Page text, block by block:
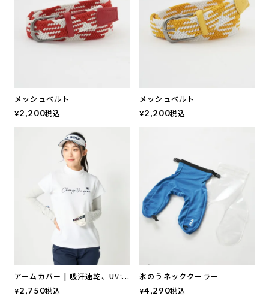
メッシュベルト
¥2,200税込
メッシュベルト
¥2,200税込
アームカバー | 吸汗速乾、UVカ
ット、接触冷感
¥2,750税込
氷のうネッククーラー
¥4,290税込